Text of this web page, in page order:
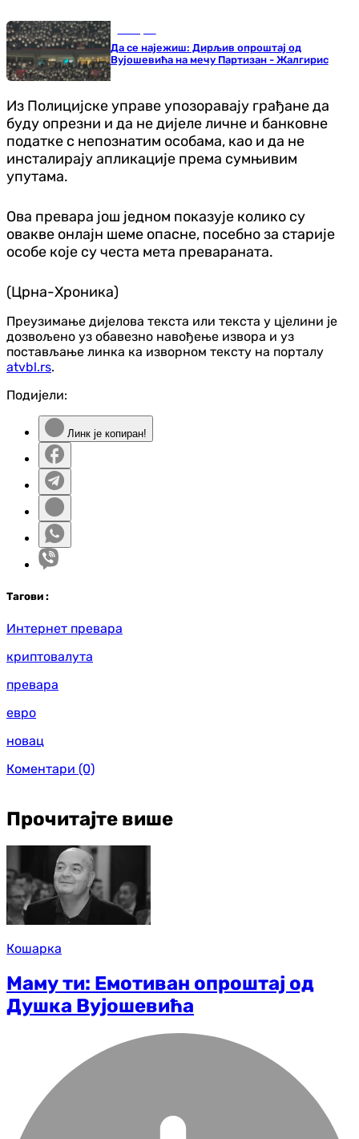
Да се најежиш: Дирљив опроштај од
Вујошевића на мечу Партизан - Жалгирис
Из Полицијске управе упозоравају грађане да
буду опрезни и да не дијеле личне и банковне
податке с непознатим особама, као и да не
инсталирају апликације према сумњивим
упутама.
Ова превара још једном показује колико су
овакве онлајн шеме опасне, посебно за старије
особе које су честа мета превараната.
(Црна-Хроника)
Преузимање дијелова текста или текста у цјелини је
дозвољено уз обавезно навођење извора и уз
постављање линка ка изворном тексту на порталу
atvbl.rs.
Подијели:
Линк је копиран!
Тагови :
Интернет превара
криптовалута
превара
евро
новац
Коментари (0)
Прочитајте више
Кошарка
Маму ти: Емотиван опроштај од
Душка Вујошевића